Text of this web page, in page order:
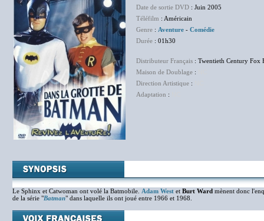
Date de sortie DVD : Juin 2005
Téléfilm : Américain
Genre : Aventure - Comédie
Durée : 01h30
Distributeur Français : Twentieth Century Fox
Maison de Doublage :
Direction Artistique :
Adaptation :
Le Sphinx et Catwoman ont volé la Batmobile. Adam West et Burt Ward mènent donc
de la série "Batman" dans laquelle ils ont joué entre 1966 et 1968.